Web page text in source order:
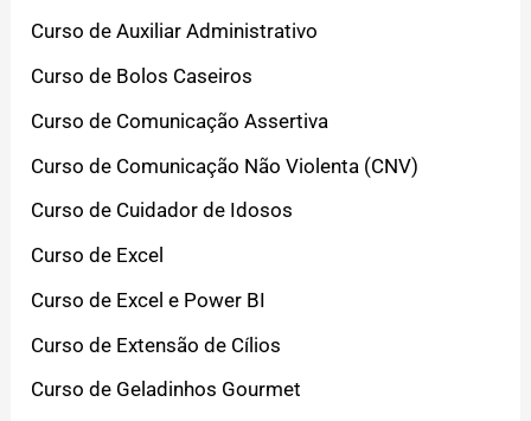
Curso de Auxiliar Administrativo
Curso de Bolos Caseiros
Curso de Comunicação Assertiva
Curso de Comunicação Não Violenta (CNV)
Curso de Cuidador de Idosos
Curso de Excel
Curso de Excel e Power BI
Curso de Extensão de Cílios
Curso de Geladinhos Gourmet